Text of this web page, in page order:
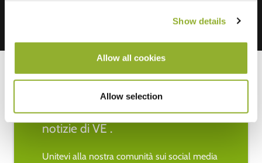
Show details
Allow all cookies
Allow selection
Rimanete aggiornati sulle ultime
notizie di VE .
Unitevi alla nostra comunità sui social media